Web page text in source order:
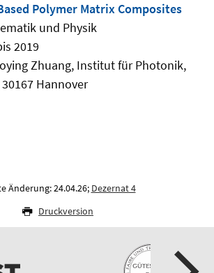
Polymer Matrix Composites
und Physik
2019
Zhuang, Institut für Photonik,
Hannover
Änderung: 24.04.26; Dezernat 4
Druckversion